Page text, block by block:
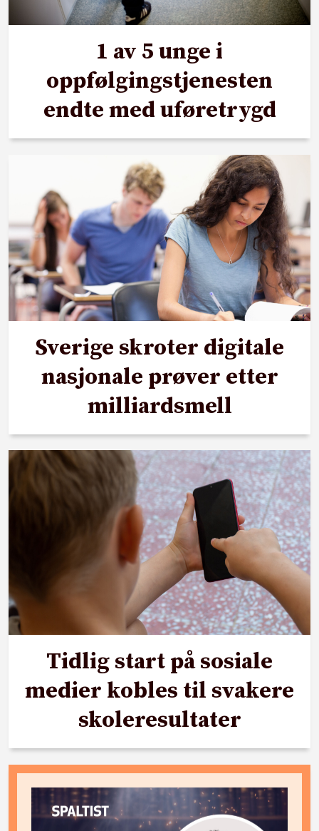
1 av 5 unge i
oppfølgingstjenesten
endte med uføretrygd
Sverige skroter digitale
nasjonale prøver etter
milliardsmell
Tidlig start på sosiale
medier kobles til svakere
skoleresultater